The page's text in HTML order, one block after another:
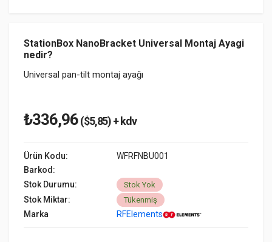
StationBox NanoBracket Universal Montaj Ayagi
nedir?
Universal pan-tilt montaj ayağı
₺336,96($5,85) + kdv
Ürün Kodu:
WFRFNBU001
Barkod:
Stok Durumu:
Stok Yok
Stok Miktar: Tükenmiş
Marka RFElements